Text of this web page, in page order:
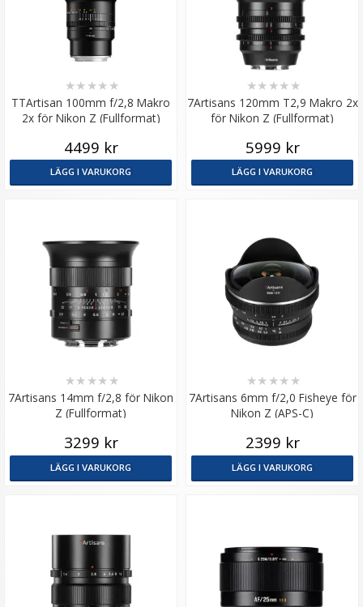
TTArtisan 100mm f/2,8 Makro
2x för Nikon Z (Fullformat)
★★ ★★ ★
4499 kr
LÄGG I VARUKORG
7Artisans 120mm T2,9 Makro 2x
för Nikon Z (Fullformat)
★★ ★★ ★
5999 kr
LÄGG I VARUKORG
7Artisans 14mm f/2,8 för Nikon
Z (Fullformat)
★★ ★★ ★
3299 kr
LÄGG I VARUKORG
7Artisans 6mm f/2,0 Fisheye för
Nikon Z (APS-C)
★★ ★★ ★
2399 kr
LÄGG I VARUKORG